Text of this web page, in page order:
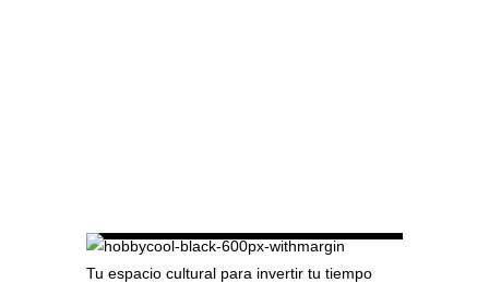
Tu espacio cultural para invertir tu tiempo